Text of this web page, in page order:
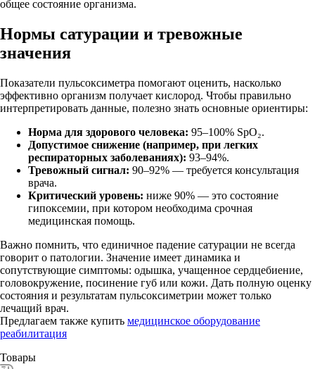
общее состояние организма.
Нормы сатурации и тревожные
значения
Показатели пульсоксиметра помогают оценить, насколько
эффективно организм получает кислород. Чтобы правильно
интерпретировать данные, полезно знать основные ориентиры:
Норма для здорового человека: 95–100% SpO₂.
Допустимое снижение (например, при легких
респираторных заболеваниях): 93–94%.
Тревожный сигнал: 90–92% — требуется консультация
врача.
Критический уровень: ниже 90% — это состояние
гипоксемии, при котором необходима срочная
медицинская помощь.
Важно помнить, что единичное падение сатурации не всегда
говорит о патологии. Значение имеет динамика и
сопутствующие симптомы: одышка, учащенное сердцебиение,
головокружение, посинение губ или кожи. Дать полную оценку
состояния и результатам пульсоксиметрии может только
лечащий врач.
Предлагаем также купить медицинское оборудование
реабилитация
Товары